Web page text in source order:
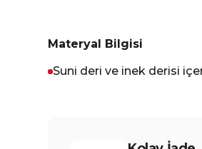
Materyal Bilgisi
Suni deri ve inek derisi